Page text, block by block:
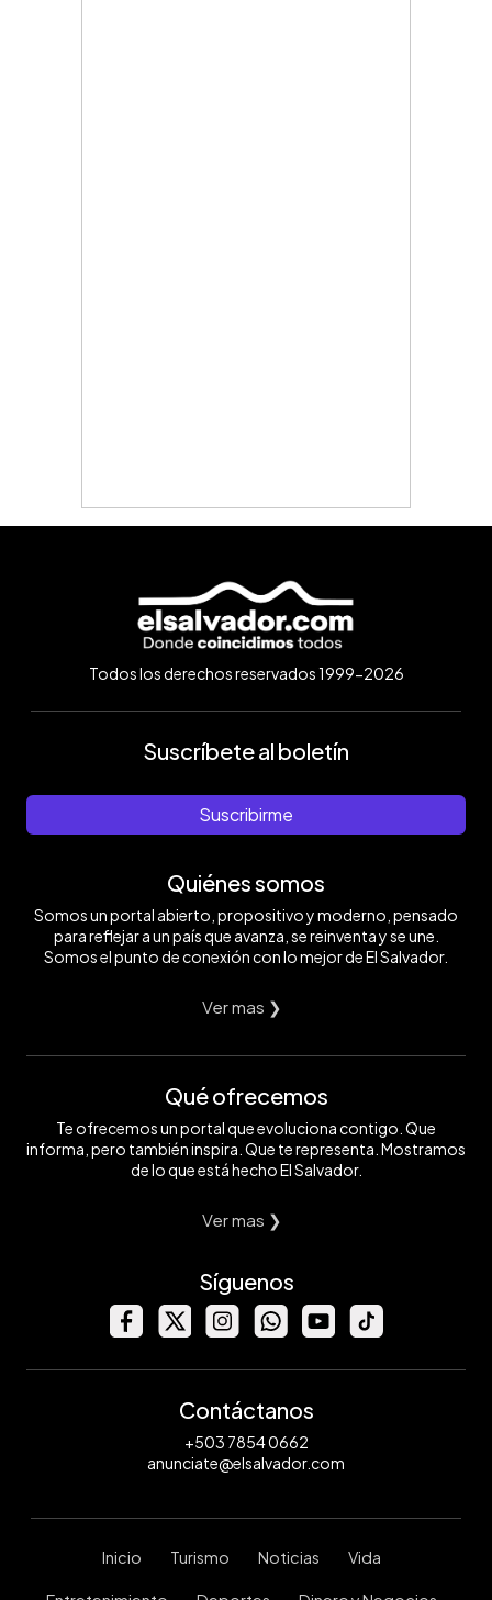
Todos los derechos reservados 1999-2026
Suscríbete al boletín
Suscribirme
Quiénes somos
Somos un portal abierto, propositivo y moderno, pensado
para reflejar a un país que avanza, se reinventa y se une.
Somos el punto de conexión con lo mejor de El Salvador.
Ver mas ❯
Qué ofrecemos
Te ofrecemos un portal que evoluciona contigo. Que
informa, pero también inspira. Que te representa. Mostramos
de lo que está hecho El Salvador.
Ver mas ❯
Síguenos
Contáctanos
+503 7854 0662
anunciate@elsalvador.com
Inicio Turismo Noticias Vida